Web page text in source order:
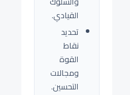
القيادي.
تحديد
نقاط
القوة
ومجالات
التحسين.